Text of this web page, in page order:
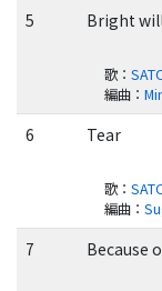
5
Bright
歌：
編曲：
6
Tear
歌：
編曲：
7
Because